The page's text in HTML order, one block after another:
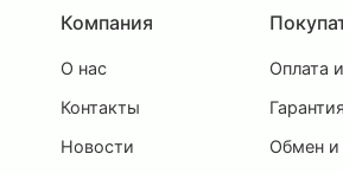
Компания
О нас
Контакты
Новости
Оплата
Гарантия
Обмен и